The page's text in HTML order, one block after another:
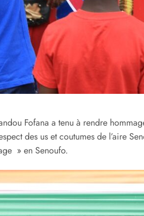
Fofana a tenu à rendre
des us et coutumes de l’aire
» en Senoufo.